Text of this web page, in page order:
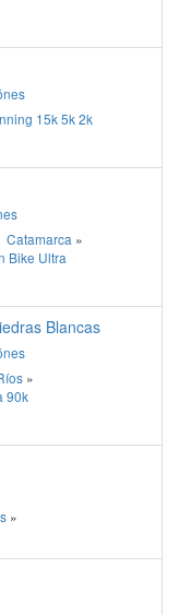
15k5k2k
Catamarca »
Bike Ultra
Blancas
»
90k
»